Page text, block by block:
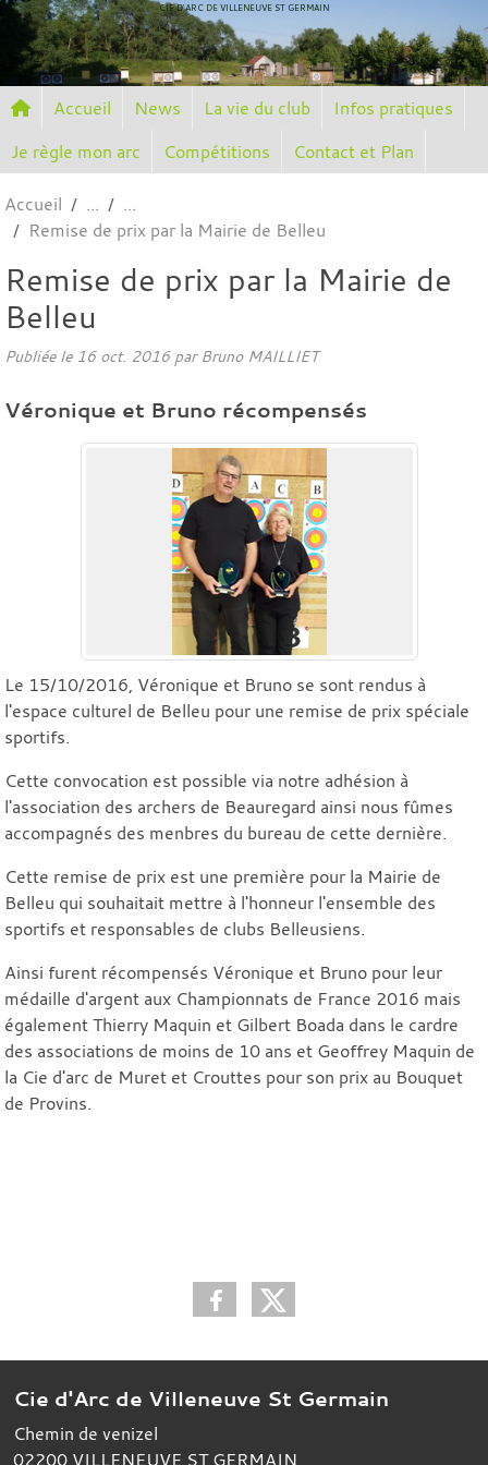
CIE D'ARC DE VILLENEUVE ST GERMAIN
Accueil News La vie du club
Infos pratiques
Je règle mon arc
Compétitions Contact et Plan
Accueil
Remise de prix par la Mairie de Belleu
Remise de prix par la Mairie de
Belleu
Publiée le 16 oct. 2016par Bruno MAILLIET
Véronique et Bruno récompensés
Le 15/10/2016, Véronique et Bruno se sont rendus à
l'espace culturel de Belleu pour une remise de prix spéciale
sportifs.
Cette convocation est possible via notre adhésion à
l'association des archers de Beauregard ainsi nous fûmes
accompagnés des menbres du bureau de cette dernière.
Cette remise de prix est une première pour la Mairie de
Belleu qui souhaitait mettre à l'honneur l'ensemble des
sportifs et responsables de clubs Belleusiens.
Ainsi furent récompensés Véronique et Bruno pour leur
médaille d'argent aux Championnats de France 2016 mais
également Thierry Maquin et Gilbert Boada dans le cardre
des associations de moins de 10 ans et Geoffrey Maquin de
la Cie d'arc de Muret et Crouttes pour son prix au Bouquet
de Provins.
Cie d'Arc de Villeneuve St Germain
Chemin de venizel
02200 VILLENEUVE ST GERMAIN
Panneau de gestion des cookies